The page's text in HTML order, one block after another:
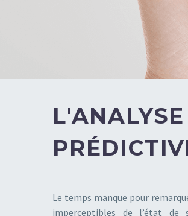
L'ANALYSE
Le temps manque pour
imperceptibles de l’état de